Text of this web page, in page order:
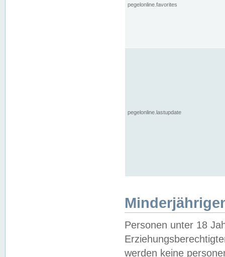
pegelonline.favorites
pegelonline.lastupdate
Personen unter 18
werden keine